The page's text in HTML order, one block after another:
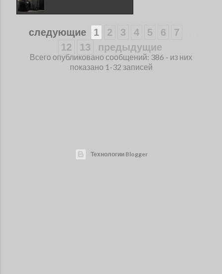
следующие 1 2 3 4 5 6 7
12 13 предыдущие
Всего опубликовано сообщений: 386 - из них
показано 1-32 записей
Технологии Blogger